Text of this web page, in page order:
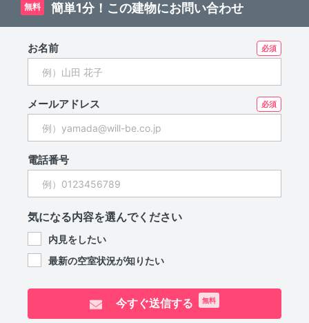
無料 簡単1分！この建物にお問い合わせ
お名前
メールアドレス
電話番号
気になる内容を選んでください
内見をしたい
最新の空室状況が知りたい
今すぐ送信する 無料